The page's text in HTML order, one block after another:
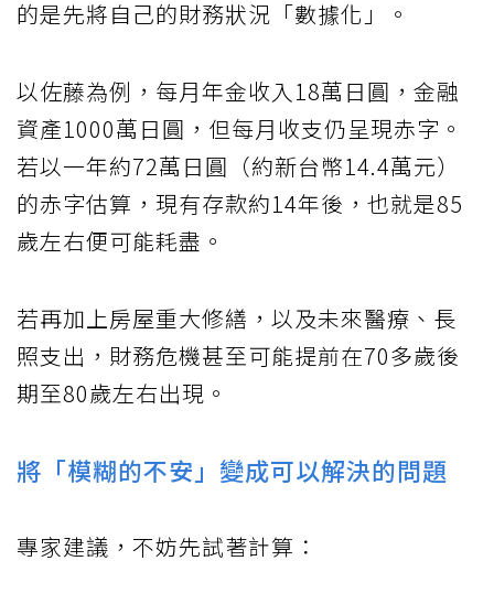
的是先將自己的財務狀況「數據化」。
以佐藤為例，每月年金收入18萬日圓，金融
資產1000萬日圓，但每月收支仍呈現赤字。
若以一年約72萬日圓（約新台幣14.4萬元）
的赤字估算，現有存款約14年後，也就是85
歲左右便可能耗盡。
若再加上房屋重大修繕，以及未來醫療、長
照支出，財務危機甚至可能提前在70多歲後
期至80歲左右出現。
將「模糊的不安」變成可以解決的問題
專家建議，不妨先試著計算：